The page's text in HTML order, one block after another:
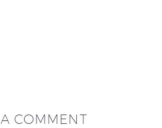
A COMMENT